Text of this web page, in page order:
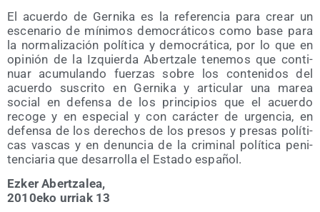
El acuer­do de Ger­ni­ka es la refe­ren­cia para crear un
esce­na­rio de míni­mos demo­crá­ti­cos como base para
la nor­ma­li­za­ción polí­ti­ca y demo­crá­ti­ca, por lo que en
opi­nión de la Izquier­da Aber­tza­le tene­mos que con­ti­
nuar acu­mu­lan­do fuer­zas sobre los con­te­ni­dos del
acuer­do sus­cri­to en Ger­ni­ka y arti­cu­lar una marea
social en defen­sa de los prin­ci­pios que el acuer­do
reco­ge y en espe­cial y con carác­ter de urgen­cia, en
defen­sa de los dere­chos de los pre­sos y pre­sas polí­ti­
cas vas­cas y en denun­cia de la cri­mi­nal polí­ti­ca peni­
ten­cia­ria que desa­rro­lla el Esta­do español.
Ezker Aber­tza­lea,
2010eko urriak 13